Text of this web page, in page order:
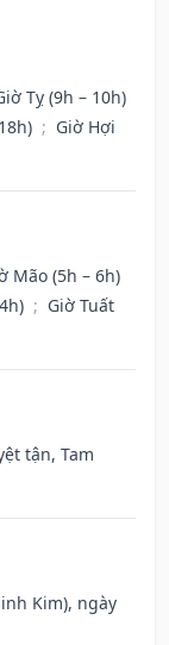
Tỵ (9h – 10h)
; Giờ Hợi
Mão (5h – 6h)
; Giờ Tuất
tận, Tam
Kim), ngày